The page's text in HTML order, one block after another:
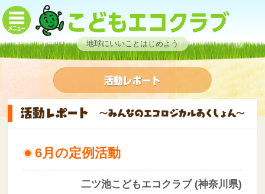
地球にいいことはじめよう
6月の定例活動
二ツ池こどもエコクラブ (神奈川県)